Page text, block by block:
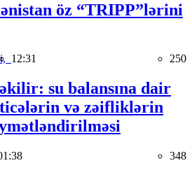
öz “TRIPP”lərini
12:31 250
su balansına dair
və zəifliklərin
348